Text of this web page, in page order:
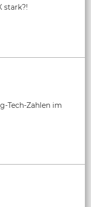
stark?!
Tech-Zahlen im